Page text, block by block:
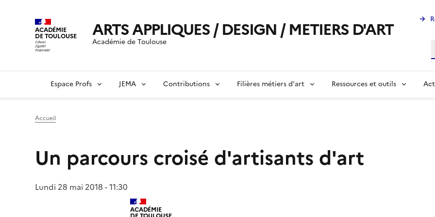
ACADÉMIE
DE TOULOUSE ARTS APPLIQUES / DESIGN / METIERS D'ART
Académie de Toulouse
Espace Profs JEMA Contributions Filières métiers d'art Ressources et outils
Accueil
Un parcours croisé d'artisants d'art
Lundi 28 mai 2018 - 11:30